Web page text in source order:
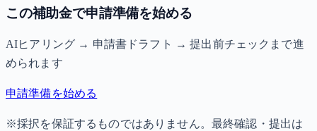
この補助金で申請準備を始める
AIヒアリング → 申請書ドラフト → 提出前チェックまで進
められます
申請準備を始める
※採択を保証するものではありません。最終確認・提出は